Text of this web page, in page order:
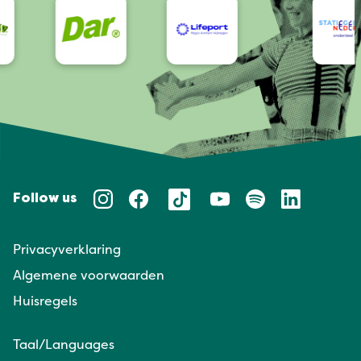
Follow us
Privacyverklaring
Algemene voorwaarden
Huisregels
Taal/Languages